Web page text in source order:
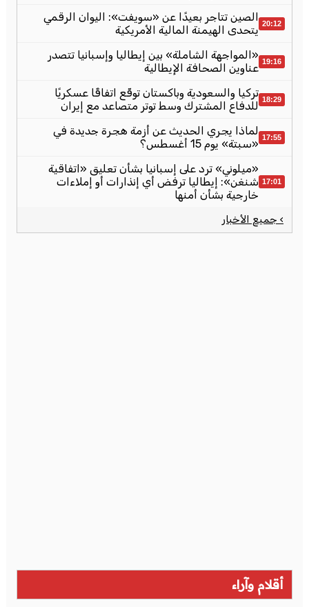
20:12 الصين تتاجر بعيدًا عن «سويفت»: اليوان الرقمي
يتحدى الهيمنة المالية الأمريكية
19:16 «المواجهة الشاملة» بين إيطاليا وإسبانيا تتصدر
عناوين الصحافة الإيطالية
18:29 تركيا والسعودية وباكستان توقّع اتفاقًا عسكريًا
للدفاع المشترك وسط توتر متصاعد مع إيران
17:55 لماذا يجري الحديث عن أزمة هجرة جديدة في
«سبتة» يوم 15 أغسطس؟
17:01
«ميلوني» ترد على إسبانيا بشأن تعليق «اتفاقية
شنغن»: إيطاليا ترفض أي إنذارات أو إملاءات
خارجية بشأن أمنها
› جميع الأخبار
أقلام وآراء